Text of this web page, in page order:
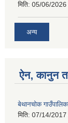
मिति: 05/06/2026
अन्य
ऐन, कानुन
बेथानचोक
मिति: 07/14/2017